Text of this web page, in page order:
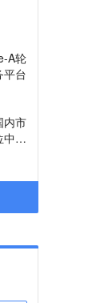
A轮
平台
内市
中高